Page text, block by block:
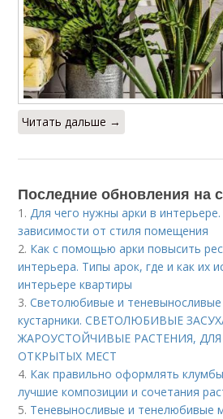
Читать дальше →
Последние обновления на
1.Для чего нужны арки в
зависимости от стиля помещения
2. Как с помощью арки повысить
интерьера. Типы арок, где и как их
интерьере квартиры
3.Светолюбивые и теневыносливые
кустарники. СВЕТОЛЮБИВЫЕ
ЖАРОУСТОЙЧИВЫЕ РАСТЕНИЯ,
ОТКРЫТЫХ МЕСТ
4. Как правильно оформлять
лучшие композиции и сочетания
5. Теневыносливые и тенелюбивые